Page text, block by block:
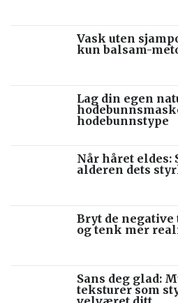
Vask uten
kun balsam-
Lag din egen
hodebunnstype
Når håret
alderen dets
Bryt de
og tenk mer
Sans deg glad:
teksturer som